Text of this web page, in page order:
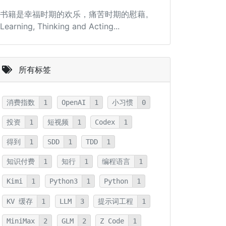
书籍是幸福时期的欢乐，痛苦时期的慰藉。
Learning, Thinking and Acting...
所有标签
消费指数 1 OpenAI 1 小习惯 0
投资 1 短视频 1 Codex 1
得到 1 SDD 1 TDD 1
知识付费 1 知行 1 编程语言 1
Kimi 1 Python3 1 Python 1
KV 缓存 1 LLM 3 提示词工程 1
MiniMax 2 GLM 2 Z Code 1